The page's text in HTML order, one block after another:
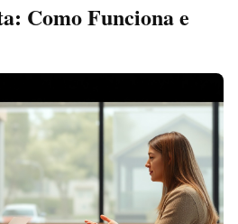
Como Funciona e